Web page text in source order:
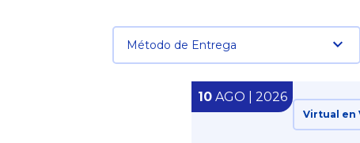
Método de Entrega
10 AGO | 2026
Virtual en